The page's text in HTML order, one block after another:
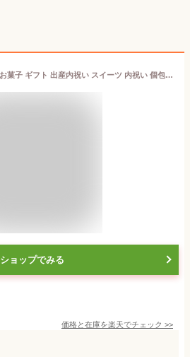
ホワイトデー お返し お菓子 ギフト 出産内祝い スイーツ 内祝い 個包装 ゴディバ GODIVA ラングドシャクッキーアソートメント 41枚入 52枚入 焼き菓子 結婚祝い 出産祝い プレゼント ブランド スイーツ 写真入り メッセージカード 手土産 gws cpj 入学内祝い
ショップでみる
価格と在庫を楽天でチェック >>